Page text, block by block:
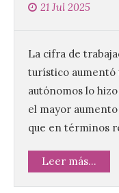
21 Jul 2025
La cifra de
turístico aumentó
autónomos lo
el mayor
que en términos
Leer más...
9 Ago 2026
El
patronales. El
Ayuntamiento de La
agosto la